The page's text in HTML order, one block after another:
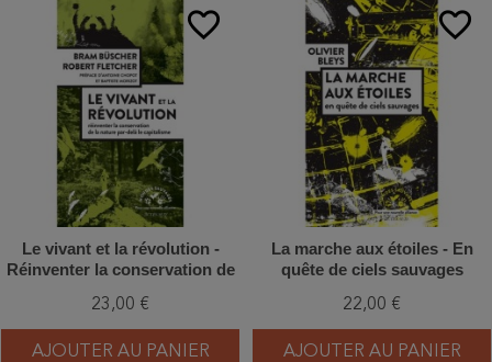
favorite_border
Le vivant et la révolution -
Réinventer la conservation de
23,00 €
AJOUTER AU PANIER
favorite_border
La marche aux étoiles - En
quête de ciels sauvages
22,00 €
AJOUTER AU PANIER